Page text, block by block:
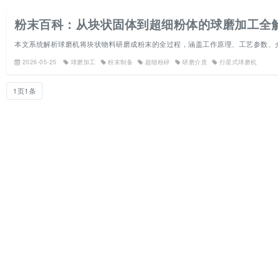
粉末百科：从块状固体到超细粉体的球磨加工全
本文系统解析球磨机将块状物料研磨成粉末的全过程，涵盖工作原理、工艺参数、
2026-05-25 球磨加工 粉末制备 超细粉碎 研磨介质 行星式球磨机
1页1条